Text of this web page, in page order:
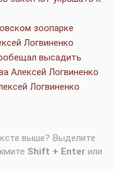
зоопарке
Логвиненко
высадить
Алексей Логвиненко
Логвиненко
выше? Выделите
Shift + Enter или